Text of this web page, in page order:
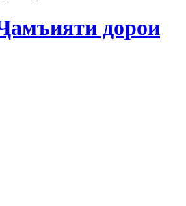
дорои